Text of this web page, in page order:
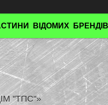
ВІДОМИХ БРЕНДІВ
"ТПС"»